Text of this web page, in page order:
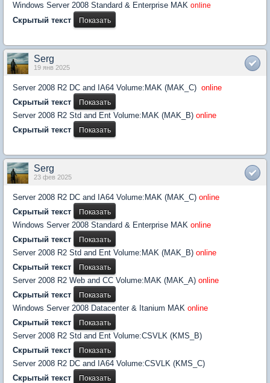
Windows Server 2008 Standard & Enterprise MAK online
Скрытый текст
Serg
19 янв 2025
Server 2008 R2 DC and IA64 Volume:MAK (MAK_C) online
Скрытый текст
Server 2008 R2 Std and Ent Volume:MAK (MAK_B) online
Скрытый текст
Serg
23 фев 2025
Server 2008 R2 DC and IA64 Volume:MAK (MAK_C) online
Скрытый текст
Windows Server 2008 Standard & Enterprise MAK online
Скрытый текст
Server 2008 R2 Std and Ent Volume:MAK (MAK_B) online
Скрытый текст
Server 2008 R2 Web and CC Volume:MAK (MAK_A) online
Скрытый текст
Windows Server 2008 Datacenter & Itanium MAK online
Скрытый текст
Server 2008 R2 Std and Ent Volume:CSVLK (KMS_B)
Скрытый текст
Server 2008 R2 DC and IA64 Volume:CSVLK (KMS_C)
Скрытый текст